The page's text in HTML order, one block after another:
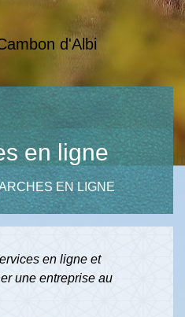
en ligne
EN LIGNE
en ligne et
une entreprise au